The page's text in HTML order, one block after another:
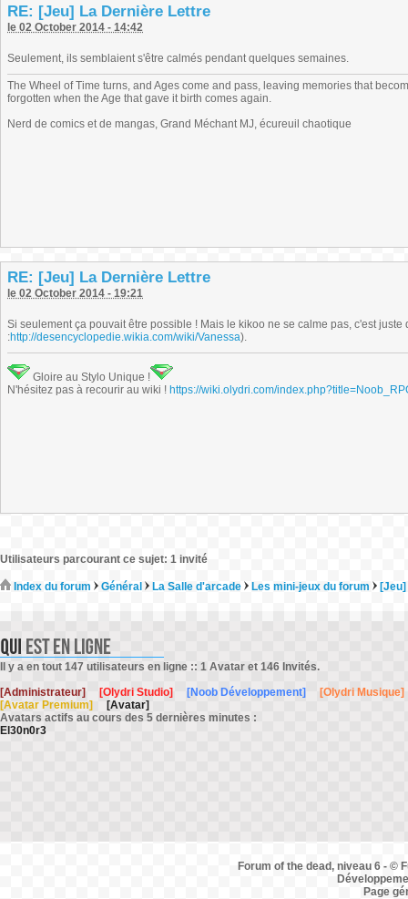
RE: [Jeu] La Dernière Lettre
le 02 October 2014 - 14:42
Seulement, ils semblaient s'être calmés pendant quelques semaines.
The Wheel of Time turns, and Ages come and pass, leaving memories that
forgotten when the Age that gave it birth comes again.
Nerd de comics et de mangas, Grand Méchant MJ, écureuil chaotique
RE: [Jeu] La Dernière Lettre
le 02 October 2014 - 19:21
Si seulement ça pouvait être possible ! Mais le kikoo ne se calme pas, c'est
:http://desencyclopedie.wikia.com/wiki/Vanessa).
Gloire au Stylo Unique !
N'hésitez pas à recourir au wiki ! https://wiki.olydri.com/
Utilisateurs parcourant ce sujet: 1 invité
Index du forum Général La Salle d'arcade Les mini-jeux du forum
Il y a en tout 147 utilisateurs en ligne :: 1 Avatar et 146 Invités.
[Administrateur]
[Olydri Studio] [Noob Développement]
[Olydri Musique]
[Avatar Premium]
[Avatar]
Avatars actifs au cours des 5 dernières minutes :
El30n0r3
Forum of the dead, niveau 6 - ©
Page